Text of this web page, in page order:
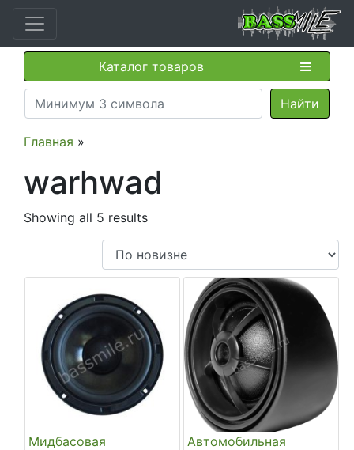
Каталог товаров
Главная »
warhwad
Showing all 5 results
Мидбасовая
Автомобильная